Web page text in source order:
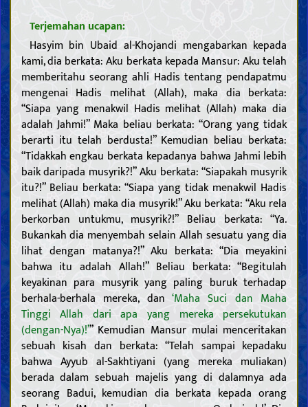
Terjemahan ucapan:
Hasyim bin Ubaid al-Khojandi mengabarkan kepada
kami, dia berkata: Aku berkata kepada Mansur: Aku telah
memberitahu seorang ahli Hadis tentang pendapatmu
mengenai Hadis melihat (Allah), maka dia berkata:
“Siapa yang menakwil Hadis melihat (Allah) maka dia
adalah Jahmi!” Maka beliau berkata: “Orang yang tidak
berarti itu telah berdusta!” Kemudian beliau berkata:
“Tidakkah engkau berkata kepadanya bahwa Jahmi lebih
baik daripada musyrik?!” Aku berkata: “Siapakah musyrik
itu?!” Beliau berkata: “Siapa yang tidak menakwil Hadis
melihat (Allah) maka dia musyrik!” Aku berkata: “Aku rela
berkorban untukmu, musyrik?!” Beliau berkata: “Ya.
Bukankah dia menyembah selain Allah sesuatu yang dia
lihat dengan matanya?!” Aku berkata: “Dia meyakini
bahwa itu adalah Allah!” Beliau berkata: “Begitulah
keyakinan para musyrik yang paling buruk terhadap
berhala-berhala mereka, dan ‘Maha Suci dan Maha
Tinggi Allah dari apa yang mereka persekutukan
(dengan-Nya)!’” Kemudian Mansur mulai menceritakan
sebuah kisah dan berkata: “Telah sampai kepadaku
bahwa Ayyub al-Sakhtiyani (yang mereka muliakan)
berada dalam sebuah majelis yang di dalamnya ada
seorang Badui, kemudian dia berkata kepada orang